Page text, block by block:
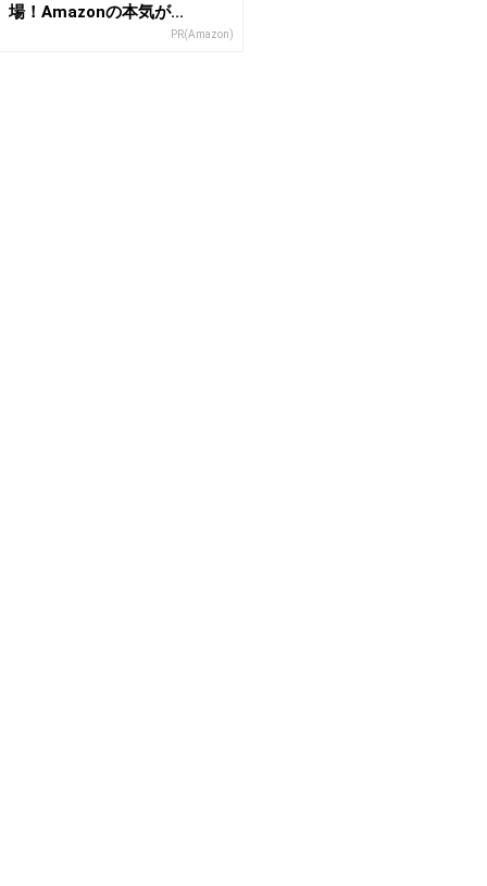
場！Amazonの本気が...
PR(Amazon)